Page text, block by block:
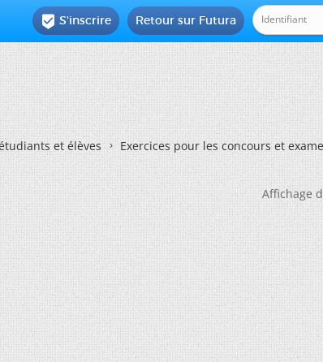
Retour sur Futura
 S'inscrire
et élèves Exercices pour les concours et
Affichage